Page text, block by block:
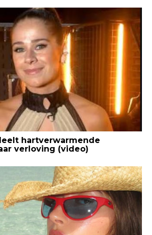
hartverwarmende
verloving (video)